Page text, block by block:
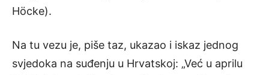
Höcke).
Na tu vezu je, piše taz, ukazao i iskaz jednog
svjedoka na suđenju u Hrvatskoj: „Već u aprilu